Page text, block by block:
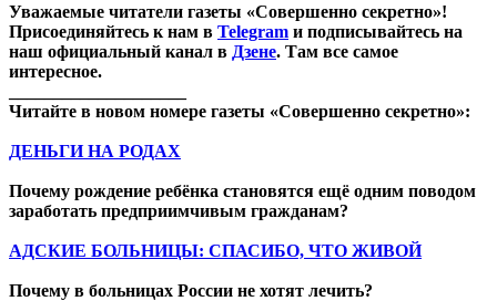
Уважаемые читатели газеты «Совершенно секретно»!
Присоединяйтесь к нам в Telegram и подписывайтесь на
наш официальный канал в Дзене. Там все самое
интересное.
Читайте в новом номере газеты «Совершенно секретно»:
ДЕНЬГИ НА РОДАХ
Почему рождение ребёнка становятся ещё одним поводом
заработать предприимчивым гражданам?
АДСКИЕ БОЛЬНИЦЫ: СПАСИБО, ЧТО ЖИВОЙ
Почему в больницах России не хотят лечить?